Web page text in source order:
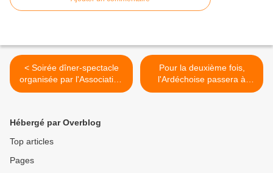
< Soirée dîner-spectacle
organisée par l'Association
des parents d'élèves de
Pour la deuxième fois,
l'Ardéchoise passera à
Vernosc-lès-Annonay
Hébergé par Overblog
Top articles
Pages